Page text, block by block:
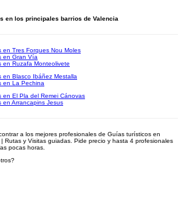
en los principales barrios de Valencia
en Tres Forques Nou Moles
en Gran Vía
en Ruzafa Monteolivete
en Blasco Ibáñez Mestalla
en La Pechina
en El Pla del Remei Cánovas
en Arrancapins Jesus
a los mejores profesionales de Guías turísticos en
Rutas y Visitas guiadas. Pide precio y hasta 4 profesionales
pocas horas.